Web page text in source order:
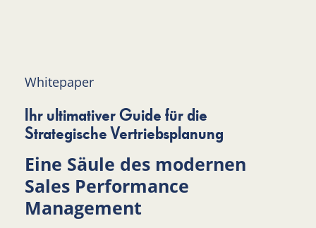
Whitepaper
Ihr ultimativer Guide für die
Strategische Vertriebsplanung
Eine Säule des modernen
Sales Performance
Management